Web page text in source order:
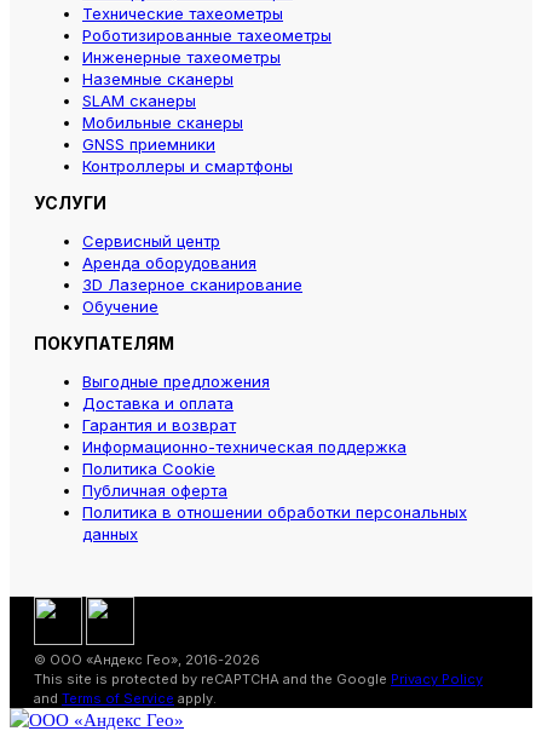
Технические тахеометры
Роботизированные тахеометры
Инженерные тахеометры
Наземные сканеры
SLAM сканеры
Мобильные сканеры
GNSS приемники
Контроллеры и смартфоны
УСЛУГИ
Сервисный центр
Аренда оборудования
3D Лазерное сканирование
Обучение
ПОКУПАТЕЛЯМ
Выгодные предложения
Доставка и оплата
Гарантия и возврат
Информационно-техническая поддержка
Политика Cookie
Публичная оферта
Политика в отношении обработки персональных
данных
© ООО «Андекс Гео», 2016-2026
This site is protected by reCAPTCHA and the Google Privacy Policy
and Terms of Service apply.